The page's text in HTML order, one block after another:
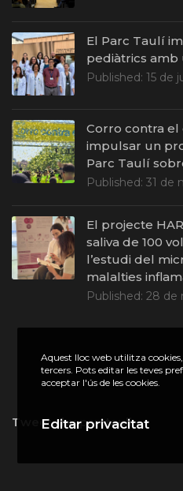
El Parc Taulí
pediàtrics amb
Published: 15 de
Corro contra
impulsar un
Parc Taulí
Published: 31 de
El projecte
saliva de 100
l’estudi del
malalties
Published: 28 de
Tweets by parctauli
Aquest lloc web utilitza
tercers. Pots editar les teves
acceptar l'ús de les cookies.
Editar privacitat